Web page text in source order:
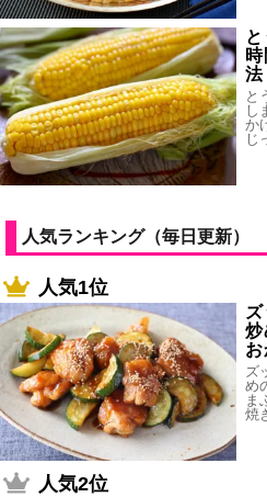
法
と
し
か
じ
人気ランキング（毎日更新）
人気1位
炒
ズ
め
ま
焼
人気2位